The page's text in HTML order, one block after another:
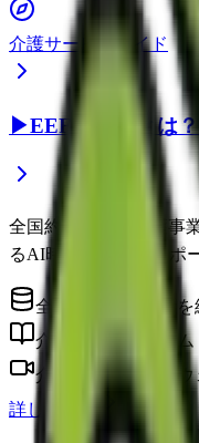
介護サービスガイド
▶EEFUL DBとは？
全国約22万件の介護事
るAI時代の介護情報ポ
全国の介護事業所を
介護に役立つコラム
介護のプロによるウ
詳しく見る